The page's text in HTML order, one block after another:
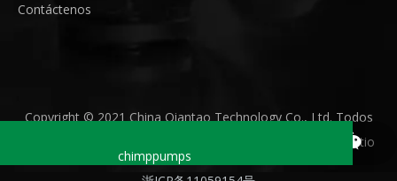
Contáctenos
Copyright © 2021 China Qiantao Technology Co., Ltd. Todos
Mapa del sitio
chimppumps